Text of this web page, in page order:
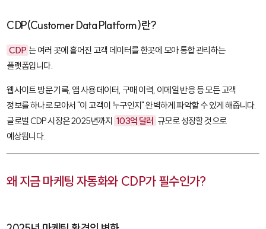
CDP(Customer Data Platform)란?
CDP 는 여러 곳에 흩어진 고객 데이터를 한곳에 모아 통합 관리하는
플랫폼입니다.
웹사이트 방문 기록, 앱 사용 데이터, 구매 이력, 이메일 반응 등 모든 고객
정보를 하나로 모아서 "이 고객이 누구인지" 완벽하게 파악할 수 있게 해줍니다.
글로벌 CDP 시장은 2025년까지 103억 달러 규모로 성장할 것으로
예상됩니다.
왜 지금 마케팅 자동화와 CDP가 필수인가?